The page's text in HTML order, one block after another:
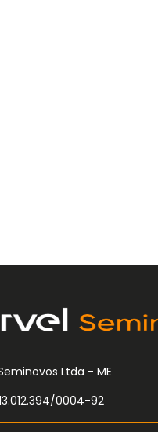
Ltda - ME
0004-92